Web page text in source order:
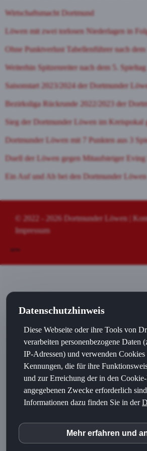
Wirtschaftsmacht Dortmund
Löwen mit zwei torlosen Niederlagen in
Ohne Punktverlust Tabellenführer nach
Weiterhin Spitzenreiter nach dem 5. Spieltag
Saisonstart 2023/2024 der Dortmunder
Bezirksliga Rückrunde 2022/2023 der
Sieg der Dortmunder Löwen im Kreispokal
Dortmunder Löwen mit 7 Punkten aus 3
Duell der Löwen gegen Mitaufsteiger
Ein Auf und Ab bei den Dortmunder Löwen
© 2022 - 2026 Dortmunder Löwen
Impressum
Datenschutzhinweis
Diese Webseite oder ihre Tools von
verarbeiten personenbezogene Daten
IP-Adressen) und verwenden Cookies
Kennungen, die für ihre
und zur Erreichung der in den
angegebenen Zwecke erforderlich
Informationen dazu finden Sie in der
inCMS
Mehr erfahren und